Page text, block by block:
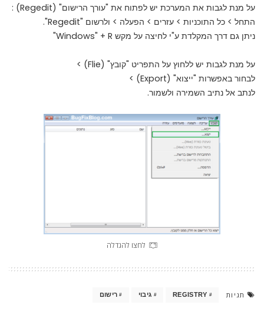
על מנת לגבות את המערכת יש לפתוח את "עורך הרישום" (Regedit) :
התחל > כל התוכניות > עזרים > הפעלה > ולרשום "Regedit".
ניתן גם דרך המקלדת ע"י לחיצה על מקש Windows" + R"
על מנת לגבות יש ללחוץ על התפריט "קובץ" (Flie) >
לבחור באפשרות "ייצוא" (Export) >
לנתב אל נתיב השמירה ולשמור.
לחצו להגדלה
תגיות REGISTRY גיבוי רישום